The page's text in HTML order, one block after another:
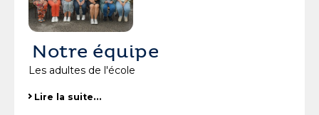
Notre équipe
Les adultes de l'école
Lire la suite…